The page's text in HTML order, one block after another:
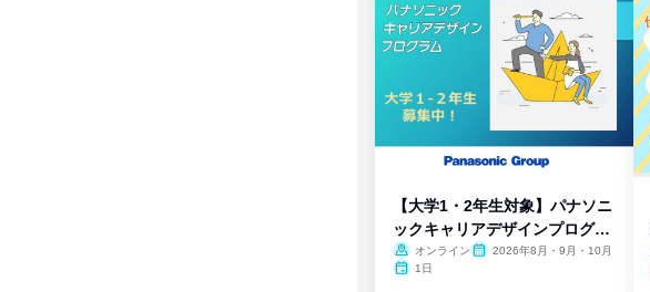
【大学1・2年生対象】パナソニ
ックキャリアデザインプログラ
ム
オンライン
2026年8月・9月・10月
1日